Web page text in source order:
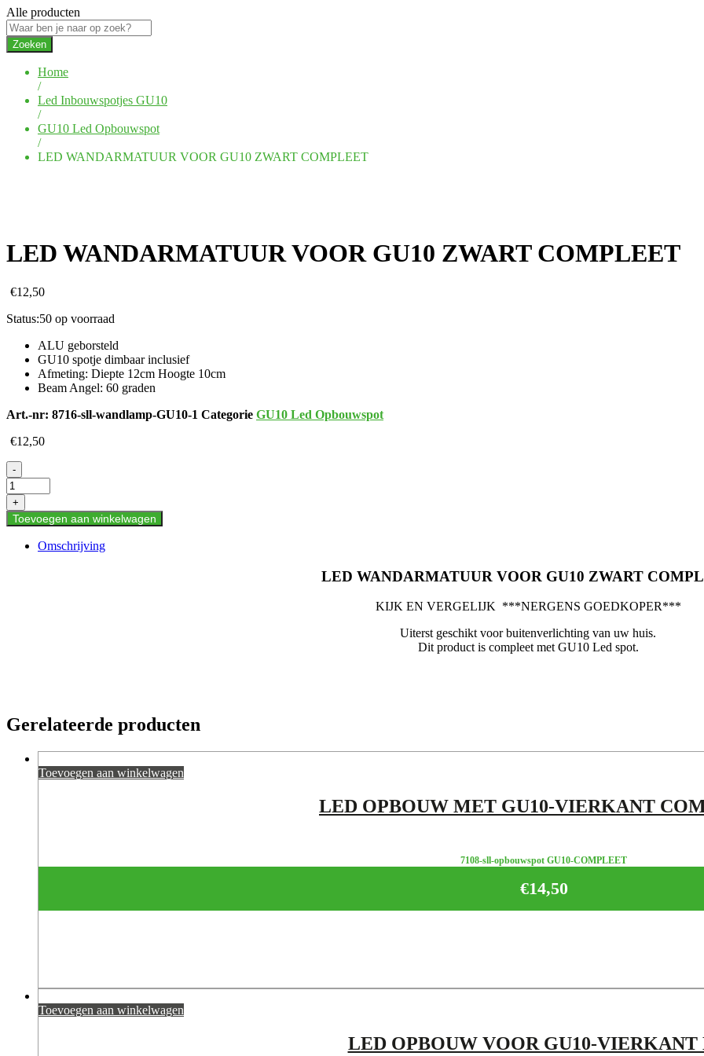
Alle producten
Zoeken
Home
/
Led Inbouwspotjes GU10
/
GU10 Led Opbouwspot
/
LED WANDARMATUUR VOOR GU10 ZWART COMPLEET
LED WANDARMATUUR VOOR GU10 ZWART COMPLEET
€12,50
Status:50 op voorraad
ALU geborsteld
GU10 spotje dimbaar inclusief
Afmeting: Diepte 12cm Hoogte 10cm
Beam Angel: 60 graden
Art.-nr: 8716-sll-wandlamp-GU10-1 Categorie GU10 Led Opbouwspot
€12,50
LED
WANDARMATUUR
VOOR
GU10
ZWART
aantal
-
+
Toevoegen aan winkelwagen
Omschrijving
LED WANDARMATUUR VOOR GU10 ZWART
KIJK EN VERGELIJK ***NERGENS GOEDKOPER***
Uiterst geschikt voor buitenverlichting van uw huis.
Dit product is compleet met GU10 Led spot.
Gerelateerde producten
Toevoegen aan winkelwagen
LED OPBOUW MET GU10-VIERKANT
7108-sll-opbouwspot GU10-COMPLEET
€14,50
Toevoegen aan winkelwagen
LED OPBOUW VOOR GU10-VIERKANT